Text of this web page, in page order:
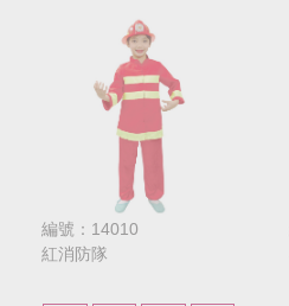
編號：14010
紅消防隊